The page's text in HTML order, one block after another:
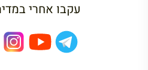
עקבו אחרי